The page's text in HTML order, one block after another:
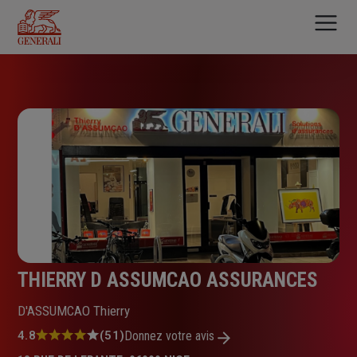
contenu
principal
THIERRY D ASSUMCAO ASSURANCES
D'ASSUMCAO Thierry
Note
4.8 (51)Donnez votre avis